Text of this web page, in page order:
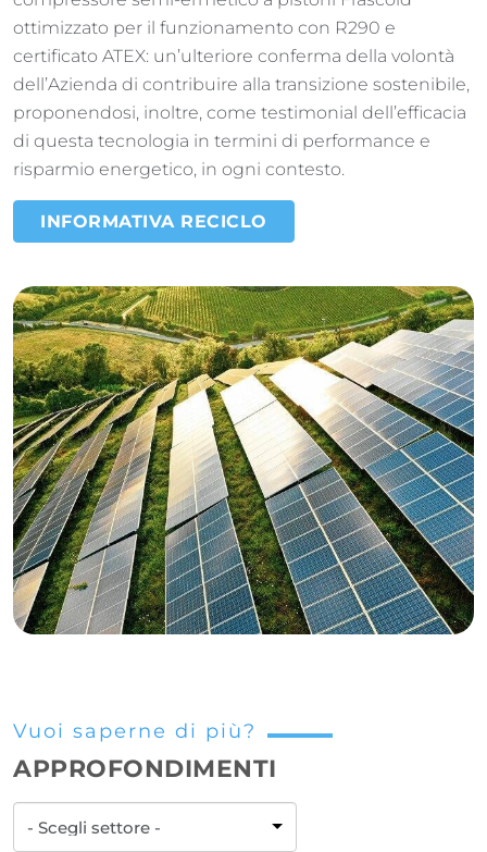
ottimizzato per il funzionamento con R290 e
certificato ATEX: un’ulteriore conferma della volontà
dell’Azienda di contribuire alla transizione sostenibile,
proponendosi, inoltre, come testimonial dell’efficacia
di questa tecnologia in termini di performance e
risparmio energetico, in ogni contesto.
INFORMATIVA RECICLO
Vuoi saperne di più?
APPROFONDIMENTI